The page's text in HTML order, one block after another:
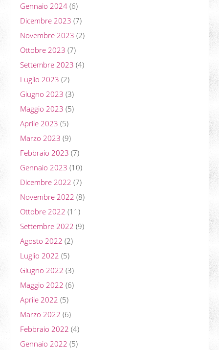
Gennaio 2024 (6)
Dicembre 2023 (7)
Novembre 2023 (2)
Ottobre 2023 (7)
Settembre 2023 (4)
Luglio 2023 (2)
Giugno 2023 (3)
Maggio 2023 (5)
Aprile 2023 (5)
Marzo 2023 (9)
Febbraio 2023 (7)
Gennaio 2023 (10)
Dicembre 2022 (7)
Novembre 2022 (8)
Ottobre 2022 (11)
Settembre 2022 (9)
Agosto 2022 (2)
Luglio 2022 (5)
Giugno 2022 (3)
Maggio 2022 (6)
Aprile 2022 (5)
Marzo 2022 (6)
Febbraio 2022 (4)
Gennaio 2022 (5)